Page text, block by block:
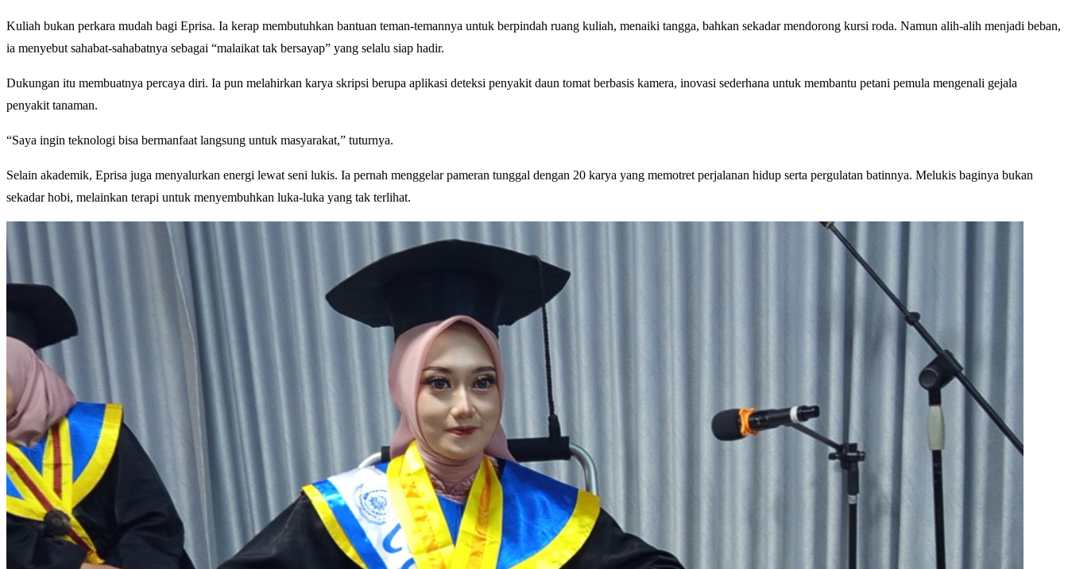
Kuliah bukan perkara mudah bagi Eprisa. Ia kerap membutuhkan bantuan teman-temannya untuk berpindah ruang kuliah, menaiki tangga, bahkan sekadar mendorong kursi roda. Namun alih-alih menjadi beban,
ia menyebut sahabat-sahabatnya sebagai “malaikat tak bersayap” yang selalu siap hadir.
Dukungan itu membuatnya percaya diri. Ia pun melahirkan karya skripsi berupa aplikasi deteksi penyakit daun tomat berbasis kamera, inovasi sederhana untuk membantu petani pemula mengenali gejala
penyakit tanaman.
“Saya ingin teknologi bisa bermanfaat langsung untuk masyarakat,” tuturnya.
Selain akademik, Eprisa juga menyalurkan energi lewat seni lukis. Ia pernah menggelar pameran tunggal dengan 20 karya yang memotret perjalanan hidup serta pergulatan batinnya. Melukis baginya bukan
sekadar hobi, melainkan terapi untuk menyembuhkan luka-luka yang tak terlihat.